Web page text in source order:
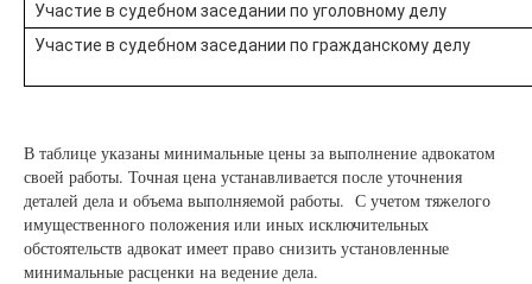
Участие в судебном заседании по уголовному делу
Участие в судебном заседании по гражданскому делу
В таблице указаны минимальные цены за выполнение адвокатом
своей работы. Точная цена устанавливается после уточнения
деталей дела и объема выполняемой работы. С учетом тяжелого
имущественного положения или иных исключительных
обстоятельств адвокат имеет право снизить установленные
минимальные расценки на ведение дела.